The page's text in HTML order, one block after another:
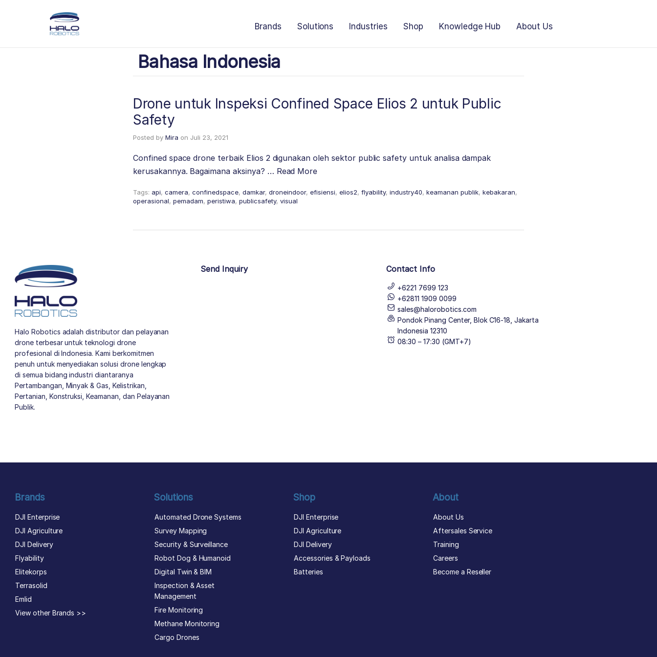
Brands Solutions Industries Shop Knowledge Hub About Us
Bahasa Indonesia
Drone untuk Inspeksi Confined Space Elios 2 untuk Public
Safety
Posted by Mira on Juli 23, 2021
Confined space drone terbaik Elios 2 digunakan oleh sektor public safety untuk analisa dampak
kerusakannya. Bagaimana aksinya? … Read More
Tags: api, camera, confinedspace, damkar, droneindoor, efisiensi, elios2, flyability, industry40, keamanan publik, kebakaran,
operasional, pemadam, peristiwa, publicsafety, visual
Halo Robotics adalah distributor dan pelayanan
drone terbesar untuk teknologi drone
profesional di Indonesia. Kami berkomitmen
penuh untuk menyediakan solusi drone lengkap
di semua bidang industri diantaranya
Pertambangan, Minyak & Gas, Kelistrikan,
Pertanian, Konstruksi, Keamanan, dan Pelayanan
Publik.
Send Inquiry Contact Info
+6221 7699 123
+62811 1909 0099
sales@halorobotics.com
Pondok Pinang Center, Blok C16-18, Jakarta
Indonesia 12310
08:30 – 17:30 (GMT+7)
Brands
DJI Enterprise
DJI Agriculture
DJI Delivery
Flyability
Elitekorps
Terrasolid
Emlid
View other Brands >>
Solutions
Automated Drone Systems
Survey Mapping
Security & Surveillance
Robot Dog & Humanoid
Digital Twin & BIM
Inspection & Asset
Management
Fire Monitoring
Methane Monitoring
Cargo Drones
Shop
DJI Enterprise
DJI Agriculture
DJI Delivery
Accessories & Payloads
Batteries
About
About Us
Aftersales Service
Training
Careers
Become a Reseller